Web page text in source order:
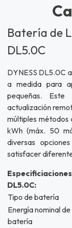
Batería de
DL5.0C
DYNESS DL5.0C
a medida para
pequeñas.
actualización
múltiples métodos
kWh (máx. 50
diversas
satisfacer
DL5.0C:
Tipo de batería
Energía nominal de
batería